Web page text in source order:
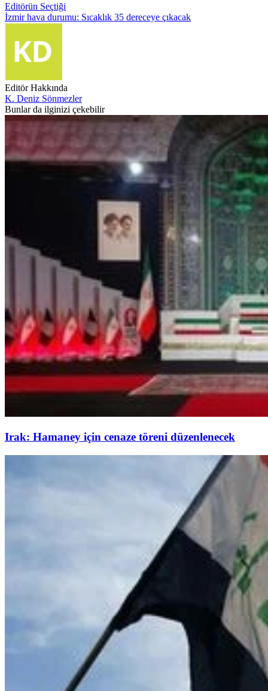
Editörün Seçtiği
İzmir hava durumu: Sıcaklık 35 dereceye çıkacak
Editör Hakkında
K. Deniz Sönmezler
Bunlar da ilginizi çekebilir
Irak: Hamaney için cenaze töreni düzenlenecek